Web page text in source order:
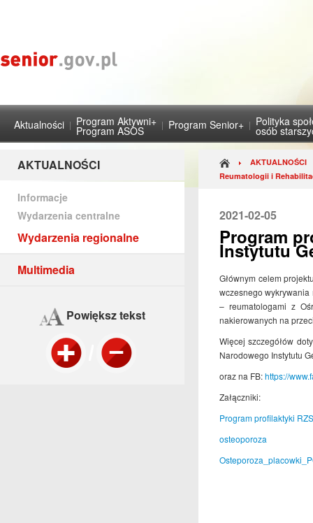
Aktualności Program Aktywni+
Program ASOS Program Senior+ Polityka
osób
AKTUALNOŚCI
Informacje
Wydarzenia centralne
Wydarzenia regionalne
Multimedia
Powiększ tekst
AKTUALNOŚCI
Reumatologii i
2021-02-05
Program
Instytutu
Głównym celem
wczesnego
– reumatologami z
nakierowanych na
Więcej szczegółów
Narodowego Instytutu
oraz na FB:https://
Załączniki:
Program profilaktyki
osteoporoza